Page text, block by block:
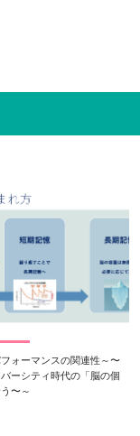
ォーマンスの関連性～〜
ーシティ時代の「脳の個
〜～